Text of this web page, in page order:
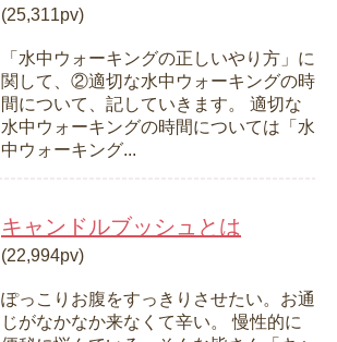
(25,311pv)
「水中ウォーキングの正しいやり方」に
関して、②適切な水中ウォーキングの時
間について、記していきます。 適切な
水中ウォーキングの時間については「水
中ウォーキング...
キャンドルブッシュとは
(22,994pv)
ぽっこりお腹をすっきりさせたい。お通
じがなかなか来なくて辛い。 慢性的に